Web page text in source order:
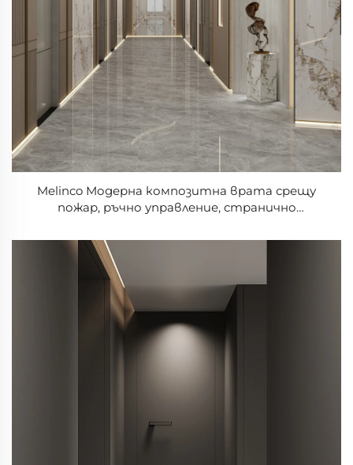
Melinco Модерна композитна врата срещу
пожар, ръчно управление, странично
гаранция 5 години